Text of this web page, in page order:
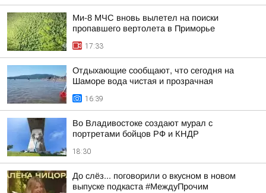
Ми-8 МЧС вновь вылетел на поиски
пропавшего вертолета в Приморье
17:33
Отдыхающие сообщают, что сегодня на
Шаморе вода чистая и прозрачная
16:39
Во Владивостоке создают мурал с
портретами бойцов РФ и КНДР
18:30
До слёз... поговорили о вкусном в новом
выпуске подкаста #МеждуПрочим